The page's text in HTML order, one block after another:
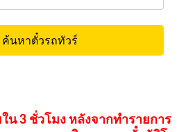
น 3 ชั่วโมง หลังจากทำรายการ